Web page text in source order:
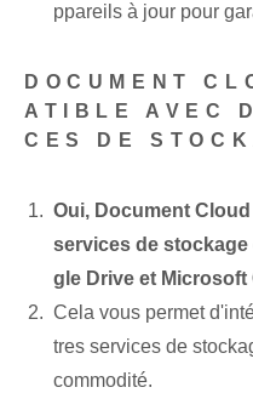
ppareils à jour pour
DOCUMENT
ATIBLE AVEC
CES DE
Oui, Document
services de
gle Drive et Microsoft
Cela vous permet
tres services de
commodité.